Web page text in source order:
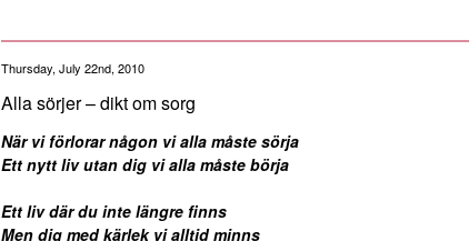
Thursday, July 22nd, 2010
Alla sörjer – dikt om sorg
När vi förlorar någon vi alla måste sörja
Ett nytt liv utan dig vi alla måste börja
Ett liv där du inte längre finns
Men dig med kärlek vi alltid minns